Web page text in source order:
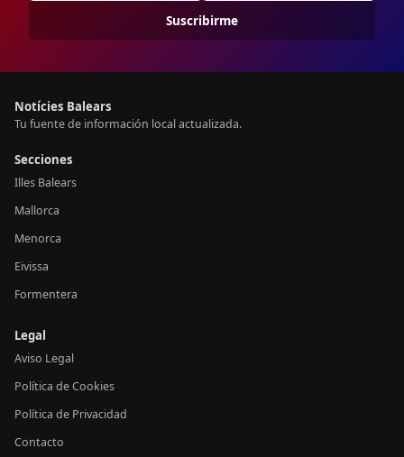
Suscribirme
Notícies Balears
Tu fuente de información local actualizada.
Secciones
Illes Balears
Mallorca
Menorca
Eivissa
Formentera
Legal
Aviso Legal
Política de Cookies
Política de Privacidad
Contacto